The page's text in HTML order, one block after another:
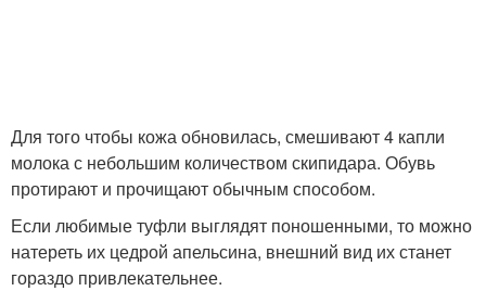
Для того чтобы кожа обновилась, смешивают 4 капли
молока с небольшим количеством скипидара. Обувь
протирают и прочищают обычным способом.
Если любимые туфли выглядят поношенными, то можно
натереть их цедрой апельсина, внешний вид их станет
гораздо привлекательнее.